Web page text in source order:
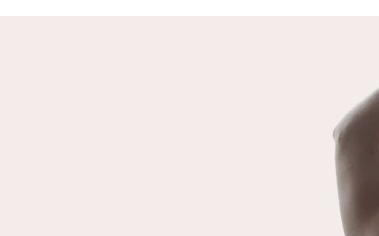
humanité qui crée et ne pense que